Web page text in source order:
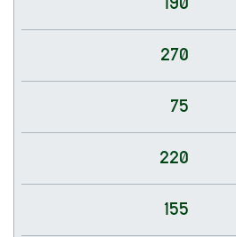
270
75
220
155